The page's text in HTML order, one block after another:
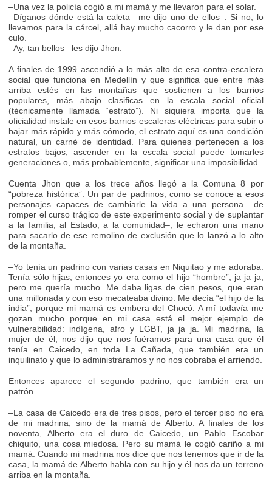
–Una vez la policía cogió a mi mamá y me llevaron para el solar.
–Díganos dónde está la caleta –me dijo uno de ellos–. Si no, lo
llevamos para la cárcel, allá hay mucho cacorro y le dan por ese
culo.
–Ay, tan bellos –les dijo Jhon.
A finales de 1999 ascendió a lo más alto de esa contra-escalera
social que funciona en Medellín y que significa que entre más
arriba estés en las montañas que sostienen a los barrios
populares, más abajo clasificas en la escala social oficial
(técnicamente llamada “estrato”). Ni siquiera importa que la
oficialidad instale en esos barrios escaleras eléctricas para subir o
bajar más rápido y más cómodo, el estrato aquí es una condición
natural, un carné de identidad. Para quienes pertenecen a los
estratos bajos, ascender en la escala social puede tomarles
generaciones o, más probablemente, significar una imposibilidad.
Cuenta Jhon que a los trece años llegó a la Comuna 8 por
“pobreza histórica”. Un par de padrinos, como se conoce a esos
personajes capaces de cambiarle la vida a una persona –de
romper el curso trágico de este experimento social y de suplantar
a la familia, al Estado, a la comunidad–, le echaron una mano
para sacarlo de ese remolino de exclusión que lo lanzó a lo alto
de la montaña.
–Yo tenía un padrino con varias casas en Niquitao y me adoraba.
Tenía sólo hijas, entonces yo era como el hijo “hombre”, ja ja ja,
pero me quería mucho. Me daba ligas de cien pesos, que eran
una millonada y con eso mecateaba divino. Me decía “el hijo de la
india”, porque mi mamá es embera del Chocó. A mí todavía me
gozan mucho porque en mi casa está el mejor ejemplo de
vulnerabilidad: indígena, afro y LGBT, ja ja ja. Mi madrina, la
mujer de él, nos dijo que nos fuéramos para una casa que él
tenía en Caicedo, en toda La Cañada, que también era un
inquilinato y que lo administráramos y no nos cobraba el arriendo.
Entonces aparece el segundo padrino, que también era un
patrón.
–La casa de Caicedo era de tres pisos, pero el tercer piso no era
de mi madrina, sino de la mamá de Alberto. A finales de los
noventa, Alberto era el duro de Caicedo, un Pablo Escobar
chiquito, una cosa miedosa. Pero su mamá le cogió cariño a mi
mamá. Cuando mi madrina nos dice que nos tenemos que ir de la
casa, la mamá de Alberto habla con su hijo y él nos da un terreno
arriba en la montaña.